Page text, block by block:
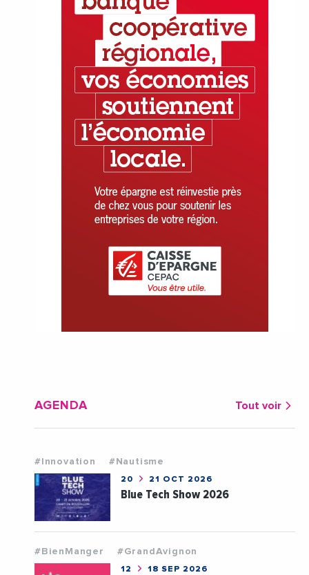
AGENDA Tout voir
#Innovation #Nautisme
20 21 OCT 2026
Blue Tech Show 2026
#BienManger #GrandAvignon
12 18 SEP 2026